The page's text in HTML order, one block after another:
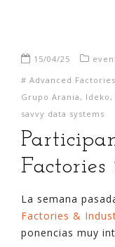
15/04/25
# Advanced
Grupo Arania , Ideko ,
savvy data systems
La semana
Factories &
ponencias muy